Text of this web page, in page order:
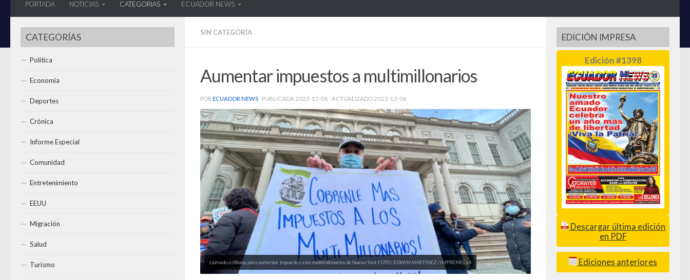
PORTADA NOTICIAS CATEGORIAS ECUADOR NEWS
SIN CATEGORÍA
Aumentar impuestos a multimillonarios
POR ECUADOR NEWS · PUBLICADA 2022-12-06 · ACTUALIZADO 2022-12-06
Llamado a Albany para aumentar impuestos a los multimillonarios de Nueva York FOTO: EDWIN MARTÍNEZ / IMPREMEDIA
CATEGORÍAS
Política
Economía
Deportes
Crónica
Informe Especial
Comunidad
Entretenimiento
EEUU
Migración
Salud
Turismo
EDICIÓN IMPRESA
Edición #1398
Descargar última edición
en PDF
Ediciones anteriores